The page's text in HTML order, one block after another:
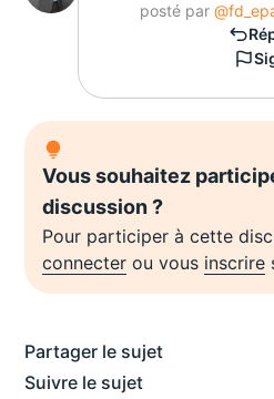
posté par
Vous souhaitez
discussion ?
Pour participer à cette
connecter ou vous inscrire
Partager le sujet
Suivre le sujet